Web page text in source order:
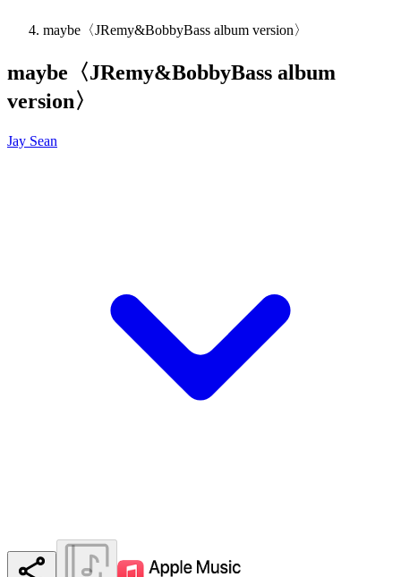
maybe〈JRemy&BobbyBass album version〉
maybe〈JRemy&BobbyBass album
version〉
Jay Sean